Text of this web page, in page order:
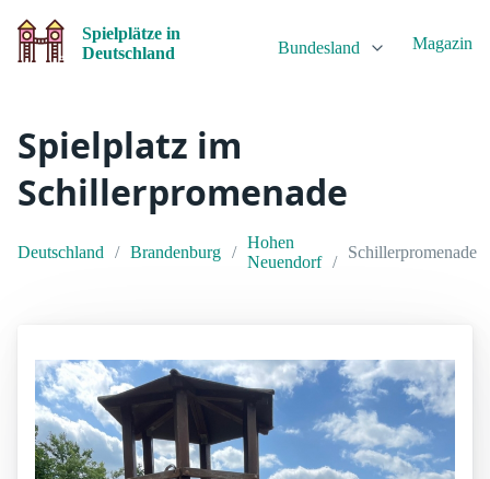
Spielplätze in
Deutschland
Bundesland Magazin
Spielplatz im
Schillerpromenade
Deutschland Brandenburg
Hohen
Neuendorf
Schillerpromenade